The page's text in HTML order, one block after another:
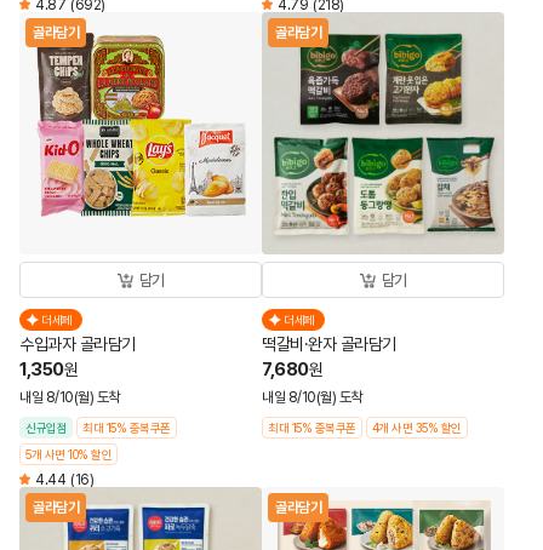
4.87 (692) 4.79 (218)
골라담기
담기
더세페
수입과자 골라담기
1,350원
내일 8/10(월) 도착
신규입점
최대 15% 중복쿠폰
5개 사면 10% 할인
4.44 (16)
골라담기
담기
더세페
떡갈비·완자 골라담기
7,680원
내일 8/10(월) 도착
최대 15% 중복쿠폰 4개 사면 35% 할인
골라담기 골라담기